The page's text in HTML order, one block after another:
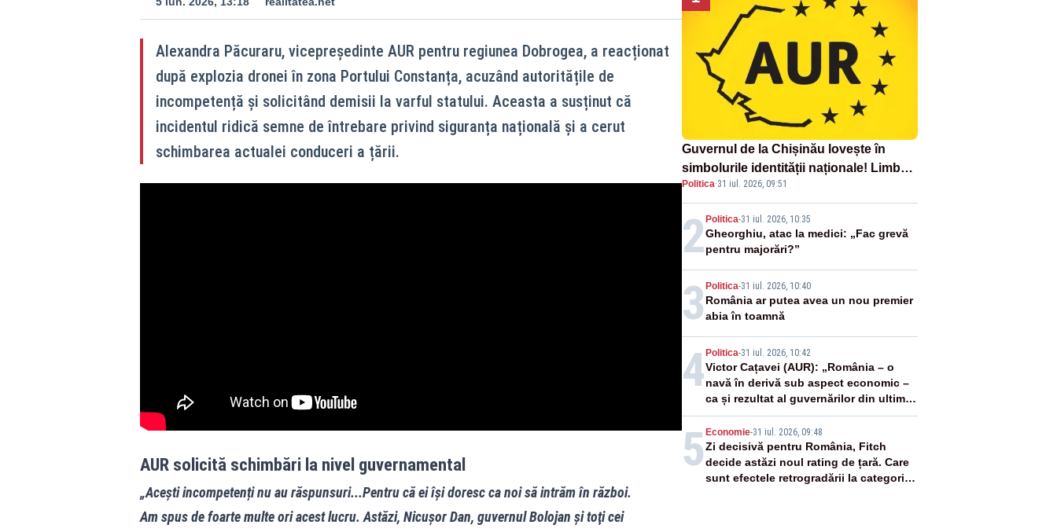
Alexandra Păcuraru, vicepreședinte AUR pentru regiunea Dobrogea, a reacționat
după explozia dronei în zona Portului Constanța, acuzând autoritățile de
incompetență și solicitând demisii la varful statului. Aceasta a susținut că
incidentul ridică semne de întrebare privind siguranța națională și a cerut
schimbarea actualei conduceri a țării.
AUR solicită schimbări la nivel guvernamental
„Acești incompetenți nu au răspunsuri...Pentru că ei îşi doresc ca noi să intrăm în război.
Am spus de foarte multe ori acest lucru. Astăzi, Nicuşor Dan, guvernul Bolojan şi toţi cei
Guvernul de la Chișinău lovește în
simbolurile identității naționale! Limba
română nu se economisește! Limba
română se sărbătorește!
Politica·31 iul. 2026, 09:51
2 Politica-31 iul. 2026, 10:35
Gheorghiu, atac la medici: „Fac grevă
pentru majorări?”
3 Politica-31 iul. 2026, 10:40
România ar putea avea un nou premier
abia în toamnă
4 Politica-31 iul. 2026, 10:42
Victor Cațavei (AUR): „România – o
navă în derivă sub aspect economic –
ca și rezultat al guvernărilor din ultimii
36 de ani”
5 Economie-31 iul. 2026, 09:48
Zi decisivă pentru România, Fitch
decide astăzi noul rating de țară. Care
sunt efectele retrogradării la categoria